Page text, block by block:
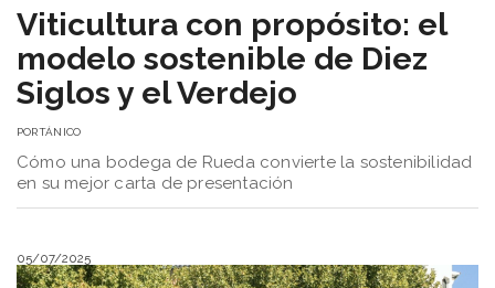
Viticultura con propósito: el
modelo sostenible de Diez
Siglos y el Verdejo
PORTÁNICO
Cómo una bodega de Rueda convierte la sostenibilidad
en su mejor carta de presentación
05/07/2025